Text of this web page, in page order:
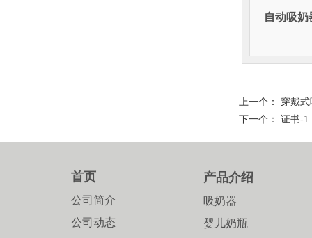
自动吸
上一个： 穿戴
下一个： 证书-1
首页
公司简介
公司动态
产品介绍
吸奶器
婴儿奶瓶